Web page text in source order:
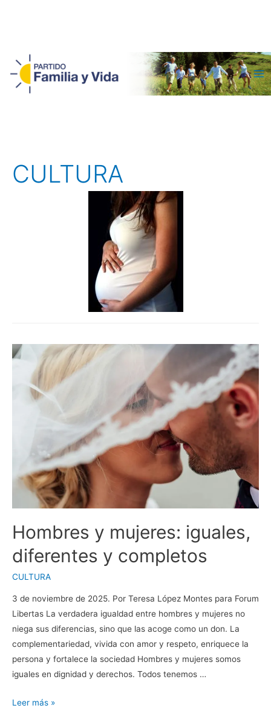
CULTURA
Hombres y mujeres: iguales,
diferentes y completos
CULTURA
3 de noviembre de 2025. Por Teresa López Montes para Forum
Libertas La verdadera igualdad entre hombres y mujeres no
niega sus diferencias, sino que las acoge como un don. La
complementariedad, vivida con amor y respeto, enriquece la
persona y fortalece la sociedad Hombres y mujeres somos
iguales en dignidad y derechos. Todos tenemos …
Hombres
Leer más »